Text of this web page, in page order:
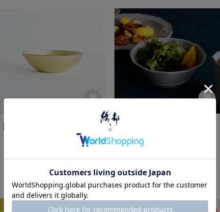
MIYABI サラダボウル ゴール
ド
¥
洋風スタイルに
エレガン ボウル
¥1,056
NEW